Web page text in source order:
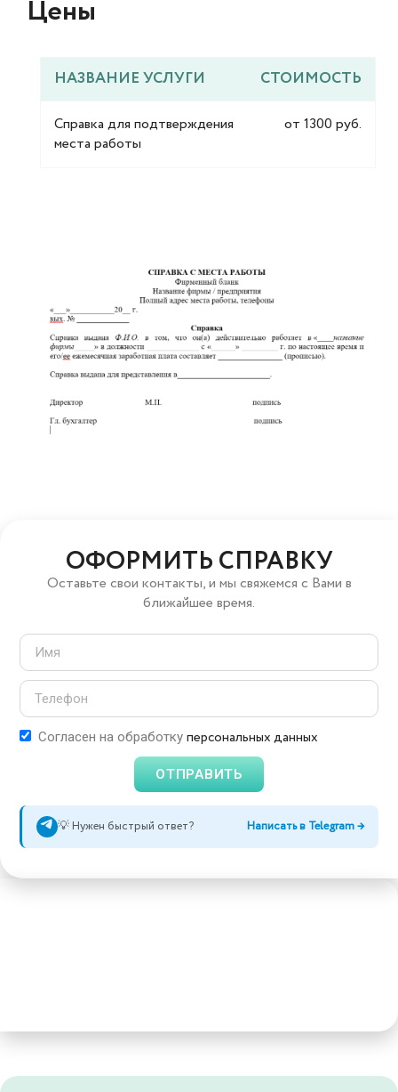
Цены​
НАЗВАНИЕ УСЛУГИ СТОИМОСТЬ
Справка для подтверждения
места работы
от 1300 руб.
ОФОРМИТЬ СПРАВКУ
Оставьте свои контакты, и мы свяжемся с Вами в
ближайшее время.
Согласен на обработку персональных данных
ОТПРАВИТЬ
💡 Нужен быстрый ответ? Написать в Telegram →